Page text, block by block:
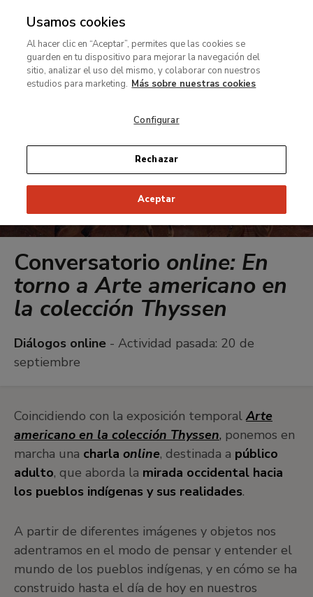
MENÚ
contenido
principal
Conversatorio online: En
torno a Arte americano en
la colección Thyssen
Diálogos online - Actividad pasada: 20 de
septiembre
Coincidiendo con la exposición temporalArte
americano en la colección Thyssen, ponemos en
marcha una charla online, destinada a público
adulto, que aborda la mirada occidental hacia
los pueblos indígenas y sus realidades.
A partir de diferentes imágenes y objetos nos
adentramos en el modo de pensar y entender el
mundo de los pueblos indígenas, y en cómo se ha
construido hasta el día de hoy en nuestros
Usamos cookies
Al hacer clic en “Aceptar”, permites que las cookies se
guarden en tu dispositivo para mejorar la navegación del
sitio, analizar el uso del mismo, y colaborar con nuestros
estudios para marketing. Más sobre nuestras cookies
Configurar
Rechazar
Aceptar